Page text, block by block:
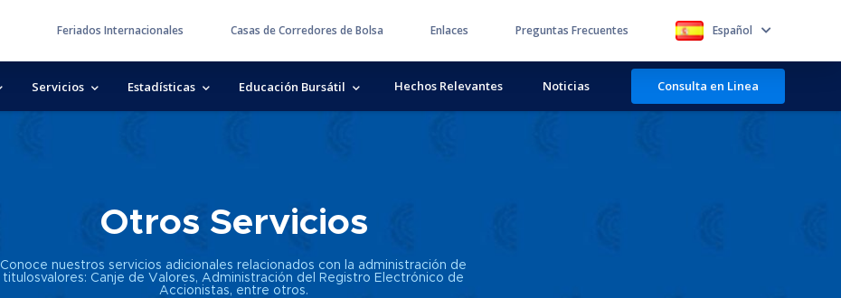
Feriados Internacionales Casas de Corredores de Bolsa Enlaces Preguntas Frecuentes Español
Servicios Estadísticas Educación Bursátil Hechos Relevantes Noticias Consulta en Linea
Otros Servicios
Conoce nuestros servicios adicionales relacionados con la administración de
titulosvalores: Canje de Valores, Administración del Registro Electrónico de
Accionistas, entre otros.